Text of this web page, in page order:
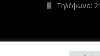
Τηλέφωνο: